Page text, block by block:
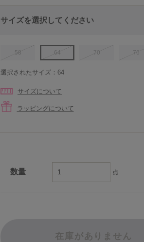
サイズを選択してください
58 64 70 76
選択されたサイズ：64
サイズについて
ラッピングについて
数量 点
在庫がありません